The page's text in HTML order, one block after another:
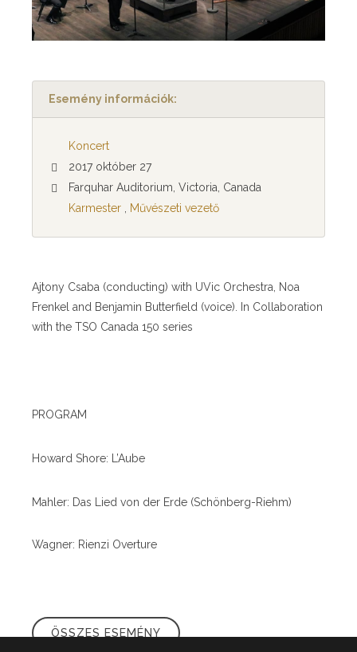
Esemény információk:
Koncert
2017 október 27
Farquhar Auditorium, Victoria, Canada
Karmester, Művészeti vezető
Ajtony Csaba (conducting) with UVic Orchestra, Noa
Frenkel and Benjamin Butterfield (voice). In Collaboration
with the TSO Canada 150 series
PROGRAM
Howard Shore: L’Aube
Mahler: Das Lied von der Erde (Schönberg-Riehm)
Wagner: Rienzi Overture
ÖSSZES ESEMÉNY